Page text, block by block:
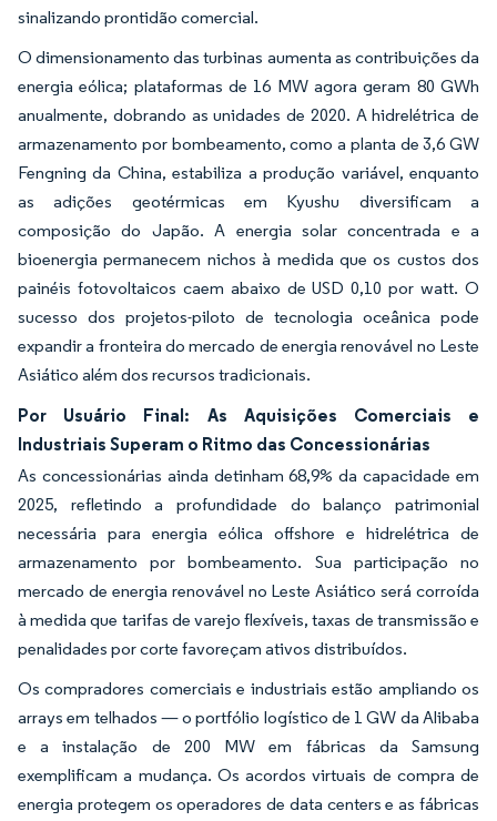
sinalizando prontidão comercial.
O dimensionamento das turbinas aumenta as contribuições da
energia eólica; plataformas de 16 MW agora geram 80 GWh
anualmente, dobrando as unidades de 2020. A hidrelétrica de
armazenamento por bombeamento, como a planta de 3,6 GW
Fengning da China, estabiliza a produção variável, enquanto
as adições geotérmicas em Kyushu diversificam a
composição do Japão. A energia solar concentrada e a
bioenergia permanecem nichos à medida que os custos dos
painéis fotovoltaicos caem abaixo de USD 0,10 por watt. O
sucesso dos projetos-piloto de tecnologia oceânica pode
expandir a fronteira do mercado de energia renovável no Leste
Asiático além dos recursos tradicionais.
Por Usuário Final: As Aquisições Comerciais e
Industriais Superam o Ritmo das Concessionárias
As concessionárias ainda detinham 68,9% da capacidade em
2025, refletindo a profundidade do balanço patrimonial
necessária para energia eólica offshore e hidrelétrica de
armazenamento por bombeamento. Sua participação no
mercado de energia renovável no Leste Asiático será corroída
à medida que tarifas de varejo flexíveis, taxas de transmissão e
penalidades por corte favoreçam ativos distribuídos.
Os compradores comerciais e industriais estão ampliando os
arrays em telhados — o portfólio logístico de 1 GW da Alibaba
e a instalação de 200 MW em fábricas da Samsung
exemplificam a mudança. Os acordos virtuais de compra de
energia protegem os operadores de data centers e as fábricas